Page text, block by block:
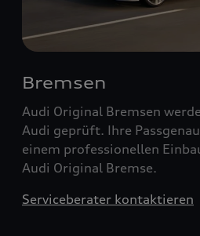
Bremsen
Audi Original Bremsen
Audi geprüft. Ihre
einem professionellen
Audi Original Bremse.
Serviceberater kontaktieren